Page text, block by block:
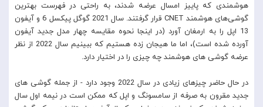
هوشمندی که پاییز امسال عرضه شدند، به راحتی در فهرست بهترین
گوشی‌های هوشمند CNET قرار گرفتند. سال 2021 گوگل پیکسل 6 و آیفون
13 اپل را به ارمغان آورد (در اینجا نحوه مقایسه چهار مدل جدید آیفون
آورده شده است)، اما ما هیجان زده هستیم که ببینیم سال 2022 از نظر
عرضه گوشی های هوشمند چه چیزی را در اختیار دارد.
در حال حاضر چیزهای زیادی در سال 2022 وجود دارد - از جمله گوشی های
جدید مقرون به صرفه از سامسونگ و اپل که ممکن است در نیمه اول سال